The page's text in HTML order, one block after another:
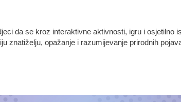
da se kroz interaktivne aktivnosti, igru i
znatiželju, opažanje i razumijevanje prirodnih